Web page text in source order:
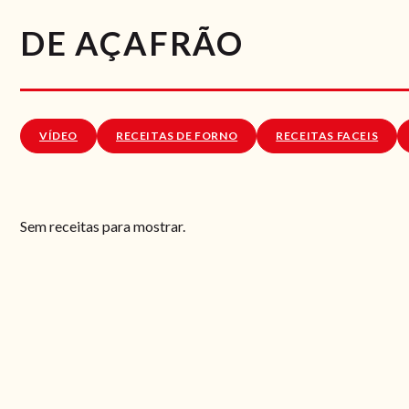
DE AÇAFRÃO
VÍDEO RECEITAS DE FORNO RECEITAS FACEIS
Sem receitas para mostrar.